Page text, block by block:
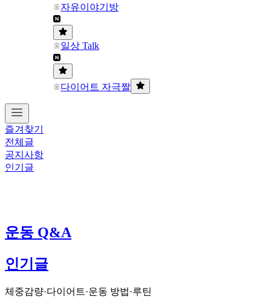
자유이야기방
일상 Talk
다이어트 자극짤
즐겨찾기
전체글
공지사항
인기글
운동 Q&A
인기글
체중감량·다이어트·운동 방법·루틴